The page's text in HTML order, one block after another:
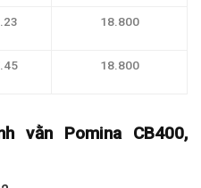
18.800
18.800
vằn Pomina CB400,